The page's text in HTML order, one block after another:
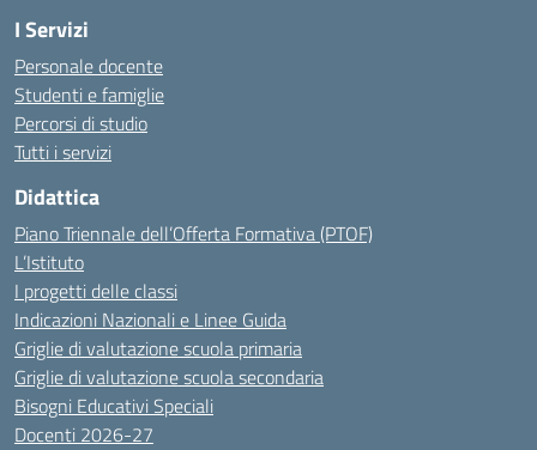
I Servizi
Personale docente
Studenti e famiglie
Percorsi di studio
Tutti i servizi
Didattica
Piano Triennale dell’Offerta Formativa (PTOF)
L’Istituto
I progetti delle classi
Indicazioni Nazionali e Linee Guida
Griglie di valutazione scuola primaria
Griglie di valutazione scuola secondaria
Bisogni Educativi Speciali
Docenti 2026-27